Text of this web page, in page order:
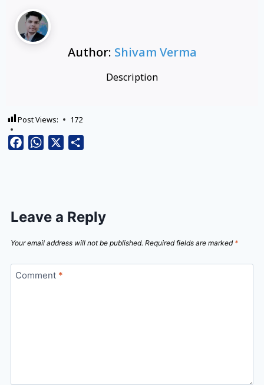
Author: Shivam Verma
Description
Post Views: 172
FacebookWhatsApp
Leave a Reply
Your email address will not be published. Required fields are marked *
Comment *